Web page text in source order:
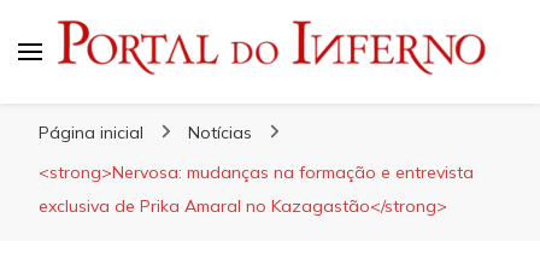
Página inicial
Notícias
<strong>Nervosa: mudanças na formação e entrevista
exclusiva de Prika Amaral no Kazagastão</strong>